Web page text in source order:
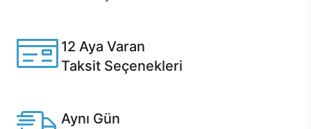
12 Aya Varan
Taksit Seçenekleri
Aynı Gün